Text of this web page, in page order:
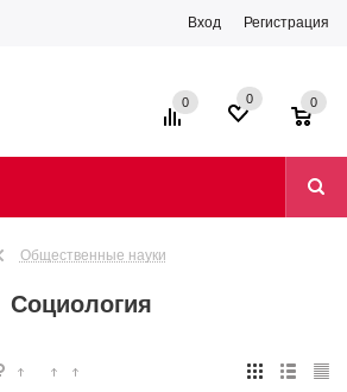
Вход Регистрация
0 0 0
Общественные науки
Социология